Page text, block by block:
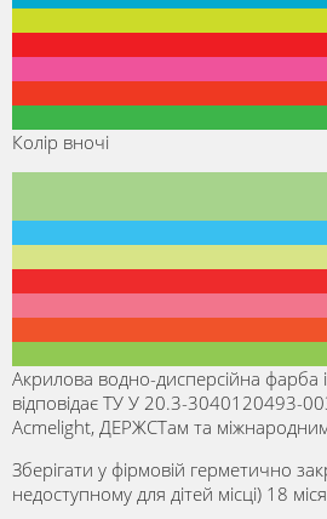
Колір вночі
Акрилова водно-дисперсійна фарба
відповідає ТУ У 20.3-3040120493-
Acmelight, ДЕРЖСТам та міжнародним
Зберігати у фірмовій герметично
недоступному для дітей місці) 18